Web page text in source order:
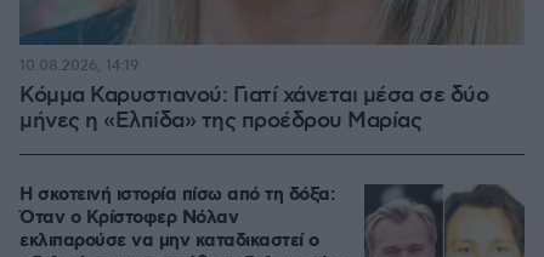
Κόμμα Καρυστιανού: Γιατί χάνεται μέσα σε δύο
μήνες η «Ελπίδα» της προέδρου Μαρίας
10.08.2026, 14:19
Η σκοτεινή ιστορία πίσω από τη δόξα:
Όταν ο Κρίστοφερ Νόλαν
εκλιπαρούσε να μην καταδικαστεί ο